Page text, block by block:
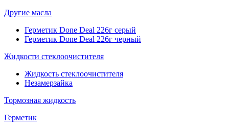
Другие масла
Герметик Done Deal 226г серый
Герметик Done Deal 226г черный
Жидкости стеклоочистителя
Жидкость стеклоочистителя
Незамерзайка
Тормозная жидкость
Герметик